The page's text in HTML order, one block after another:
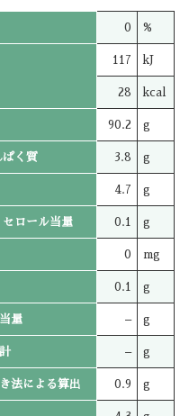
0 %
117 kJ
28 kcal
90.2 g
ぱく質 3.8 g
4.7 g
セロール当量 0.1 g
0 mg
0.1 g
量 – g
– g
法による算出 0.9 g